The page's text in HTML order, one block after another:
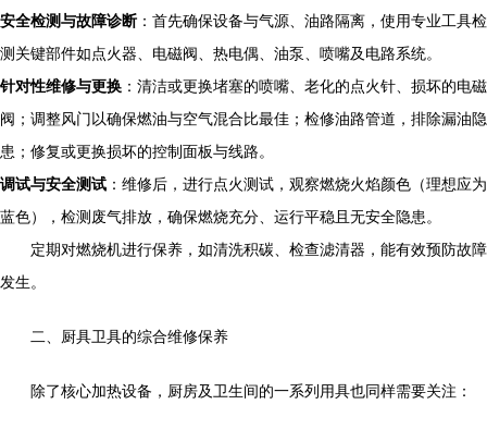
安全检测与故障诊断 ：首先确保设备与气源、油路隔离，使用专业工具检
测关键部件如点火器、电磁阀、热电偶、油泵、喷嘴及电路系统。
针对性维修与更换 ：清洁或更换堵塞的喷嘴、老化的点火针、损坏的电磁
阀；调整风门以确保燃油与空气混合比最佳；检修油路管道，排除漏油隐
患；修复或更换损坏的控制面板与线路。
调试与安全测试 ：维修后，进行点火测试，观察燃烧火焰颜色（理想应为
蓝色），检测废气排放，确保燃烧充分、运行平稳且无安全隐患。
定期对燃烧机进行保养，如清洗积碳、检查滤清器，能有效预防故障
发生。
二、厨具卫具的综合维修保养
除了核心加热设备，厨房及卫生间的一系列用具也同样需要关注：